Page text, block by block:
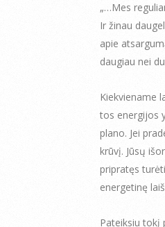
„…Mes
Ir žinau
apie
daugiau nei
Kiekviename
tos energijos
plano. Jei
krūvį. Jūsų
pripratęs
energetinę
Pateiksiu tokį